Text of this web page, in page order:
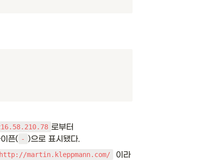
픈( - )으로 표시됐다.
http://martin.kleppmann.com/ 이라